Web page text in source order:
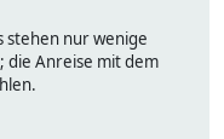
stehen nur wenige
die Anreise mit dem